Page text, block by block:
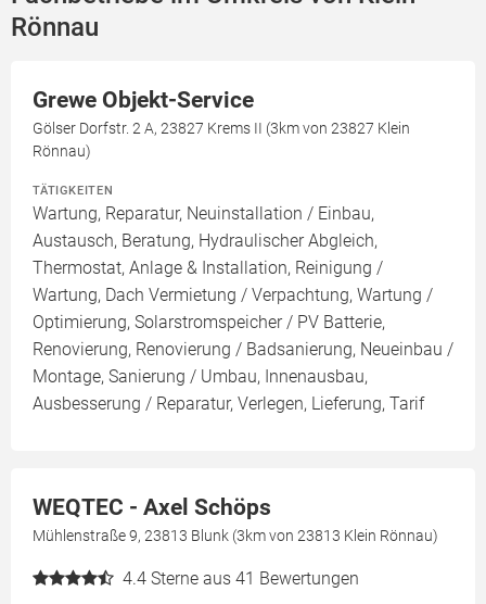
Rönnau
Grewe Objekt-Service
Gölser Dorfstr. 2 A, 23827 Krems II (3km von 23827 Klein
Rönnau)
TÄTIGKEITEN
Wartung, Reparatur, Neuinstallation / Einbau,
Austausch, Beratung, Hydraulischer Abgleich,
Thermostat, Anlage & Installation, Reinigung /
Wartung, Dach Vermietung / Verpachtung, Wartung /
Optimierung, Solarstromspeicher / PV Batterie,
Renovierung, Renovierung / Badsanierung, Neueinbau /
Montage, Sanierung / Umbau, Innenausbau,
Ausbesserung / Reparatur, Verlegen, Lieferung, Tarif
WEQTEC - Axel Schöps
Mühlenstraße 9, 23813 Blunk (3km von 23813 Klein Rönnau)
4.4 Sterne aus 41 Bewertungen